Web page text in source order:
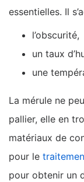
essentielles. Il
l’obscurité,
un taux
une
La mérule ne
pallier, elle en
matériaux de
pour le
pour obtenir un